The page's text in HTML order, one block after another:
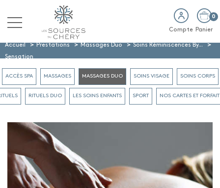
Compte
0
Panier
Accueil > Prestations > Massages Duo > Soins Réminiscences By... >
Sensation
ACCÈS SPA MASSAGES MASSAGES DUO SOINS VISAGE SOINS CORPS
RITUELS DUO LES SOINS ENFANTS SPORT NOS CARTES ET